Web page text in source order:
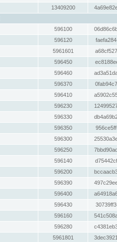
13409200
596100
596120
5961601
596450
596460
596370
596410
596230
596330
596350
596300
596250
596140
596200
596390
596400
596430
596160
596280
5961801